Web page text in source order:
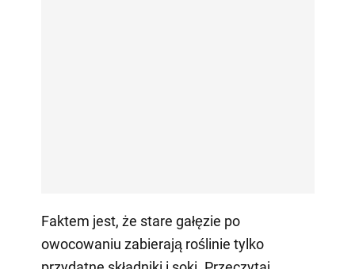
Faktem jest, że stare gałęzie po
owocowaniu zabierają roślinie tylko